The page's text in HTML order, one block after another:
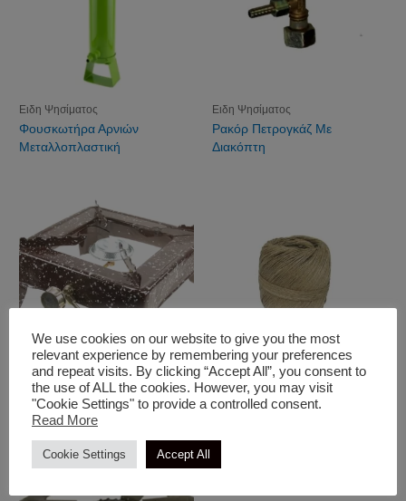
Ειδη Ψησίματος
Φουσκωτήρα Αρνιών
Μεταλλοπλαστική
Ειδη Ψησίματος
Ρακόρ Πετρογκάζ Με
Διακόπτη
Ειδη Ψησίματος
Πετρογκαζ Εμαγιέ Καφέ
Ειδη Ψησίματος
Σπάγγος Κέρινος
We use cookies on our website to give you the most
relevant experience by remembering your preferences
and repeat visits. By clicking “Accept All”, you consent to
the use of ALL the cookies. However, you may visit
"Cookie Settings" to provide a controlled consent.
Read More
Cookie Settings Accept All